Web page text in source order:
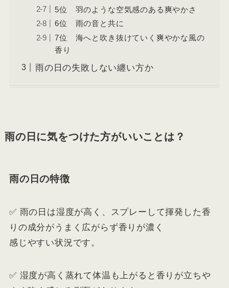
5位 羽のような空気感のある爽やかさ
6位 雨の音と共に
7位 海へと吹き抜けていく爽やかな風の
香り
雨の日の失敗しない纏い方か
雨の日に気をつけた方がいいことは？
雨の日の特徴
✅ 雨の日は湿度が高く、スプレーして揮発した香
りの成分がうまく広がらず香りが濃く
感じやすい状況です。
✅ 湿度が高く蒸れて体温も上がると香りが立ちや